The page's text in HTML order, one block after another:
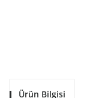
Ürün Bilgisi